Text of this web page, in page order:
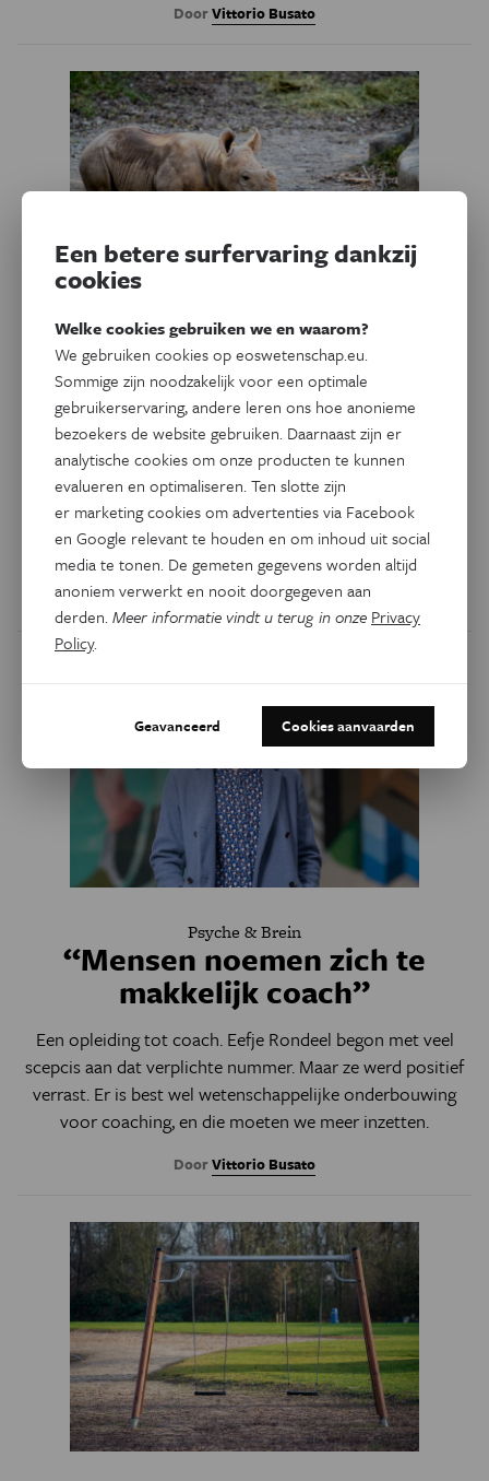
DoorVittorio Busato
Column Psyche & Brein
Járen heb ik niet durven
douchen in gezelschap. Dat
schrijf ik nu definitief van me
af
In zijn allerlaatste column voor Psyche&Brein
doet
columnist Vittorio Busato een bekentenis.
DoorVittorio Busato
Psyche & Brein
“Mensen noemen zich te
makkelijk coach”
Een opleiding tot coach. Eefje Rondeel begon met veel
scepcis aan dat verplichte nummer. Maar ze werd positief
verrast. Er is best wel wetenschappelijke onderbouwing
voor coaching, en die moeten we meer inzetten.
DoorVittorio Busato
Een betere surfervaring dankzij
cookies
Welke cookies gebruiken we en waarom?
We gebruiken cookies op eoswetenschap.eu.
Sommige zijn noodzakelijk voor een optimale
gebruikerservaring, andere leren ons hoe anonieme
bezoekers de website gebruiken. Daarnaast zijn er
analytische cookies om onze producten te kunnen
evalueren en optimaliseren. Ten slotte zijn
er marketing cookies om advertenties via Facebook
en Google relevant te houden en om inhoud uit social
media te tonen. De gemeten gegevens worden altijd
anoniem verwerkt en nooit doorgegeven aan
derden.Meer informatie vindt u terug in onze Privacy
Policy.
Geavanceerd Cookies aanvaarden